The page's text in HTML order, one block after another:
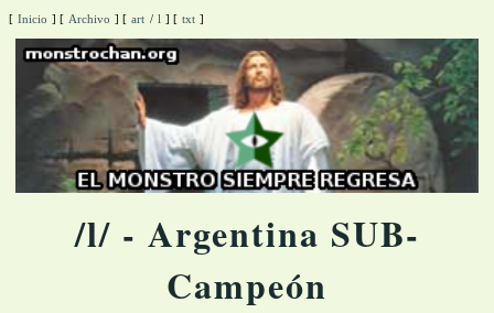
[ Inicio ] [ Archivo ] [ art / l ] [ txt ]
/l/ - Argentina SUB-
Campeón